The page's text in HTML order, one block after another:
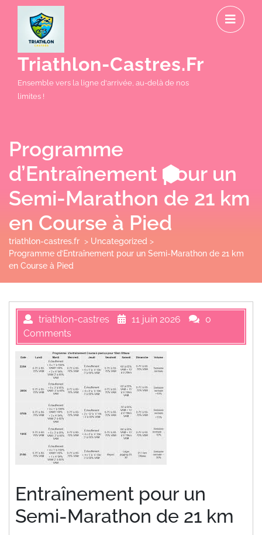
Triathlon-Castres.fr
Ensemble vers la ligne d'arrivée, au-delà de nos
limites !
Programme
d’Entraînement pour un
Semi-Marathon de 21 km
en Course à Pied
triathlon-castres.fr > Uncategorized >
Programme d’Entraînement pour un Semi-Marathon de 21 km
en Course à Pied
triathlon-castres 11 juin 2026
0
Comments
Entraînement pour un
Semi-Marathon de 21 km